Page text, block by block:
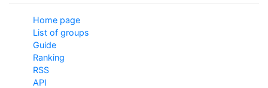
Home page
List of groups
Guide
Ranking
RSS
API